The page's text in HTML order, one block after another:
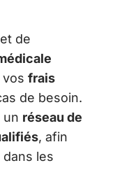
de
frais
de besoin.
un réseau de
, afin
dans les